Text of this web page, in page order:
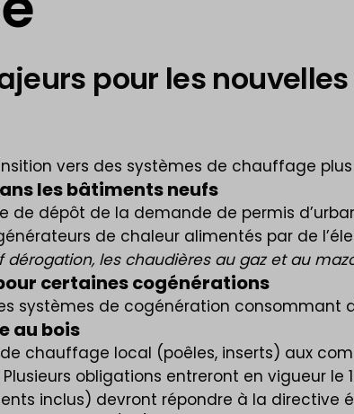
pour les
vers des systèmes de chauffage
les bâtiments neufs
de dépôt de la demande de permis
de chaleur alimentés par de
dérogation, les chaudières au gaz et au
certaines cogénérations
systèmes de cogénération
au bois
chauffage local (poêles, inserts) aux
obligations entreront en vigueur le
inclus) devront répondre à la directive